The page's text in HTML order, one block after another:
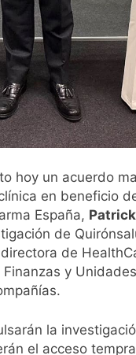
hoy un acuerdo
en beneficio
España,
de
de
y
la
el acceso